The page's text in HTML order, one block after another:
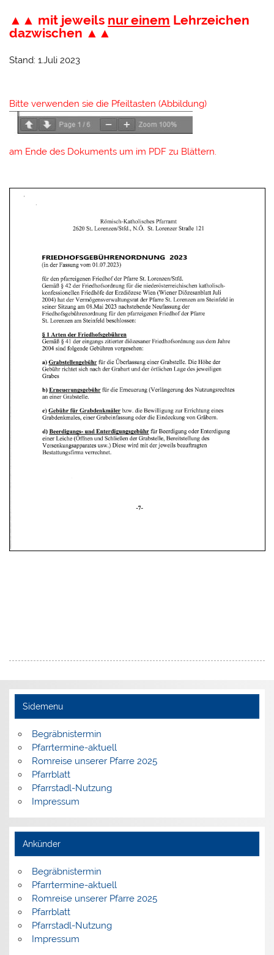
▲▲ mit jeweils nur einem Lehrzeichen
dazwischen ▲▲
Stand: 1.Juli 2023
Bitte verwenden sie die Pfeiltasten (Abbildung)
am Ende des Dokuments um im PDF zu Blättern.
Sidemenu
Begräbnistermin
Pfarrtermine-aktuell
Romreise unserer Pfarre 2025
Pfarrblatt
Pfarrstadl-Nutzung
Impressum
Ankünder
Begräbnistermin
Pfarrtermine-aktuell
Romreise unserer Pfarre 2025
Pfarrblatt
Pfarrstadl-Nutzung
Impressum